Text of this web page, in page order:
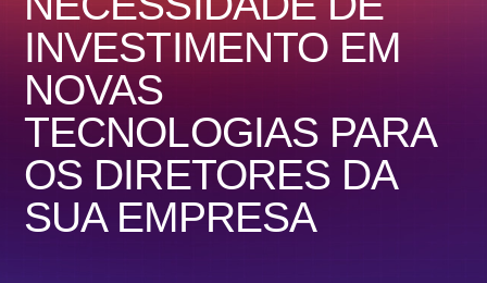
INVESTIMENTO EM
NOVAS
TECNOLOGIAS PARA
OS DIRETORES DA
SUA EMPRESA